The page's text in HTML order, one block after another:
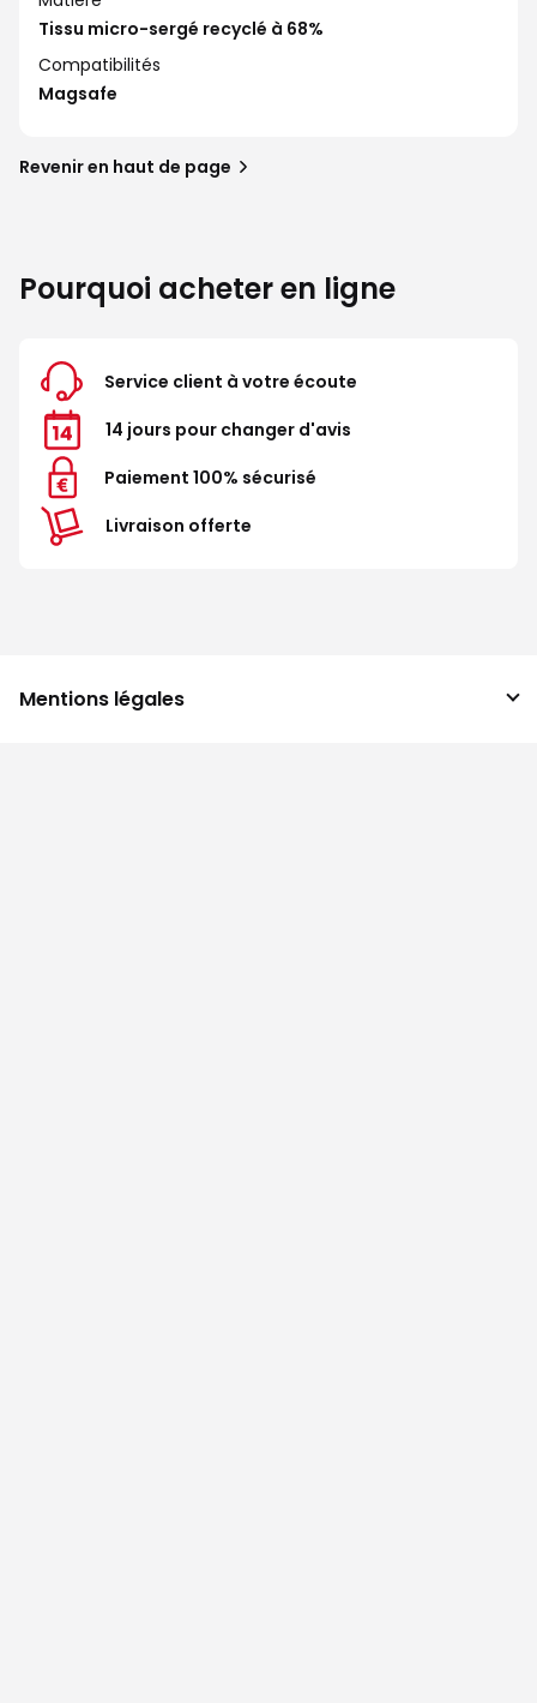
Tissu micro-sergé recyclé à 68%
Compatibilités
Magsafe
Revenir en haut de page
Pourquoi acheter en ligne
Service client à votre écoute
14 jours pour changer d'avis
Paiement 100% sécurisé
Livraison offerte
Mentions légales